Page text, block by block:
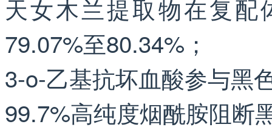
天女木兰提取物在复
79.07%至80.34%；
3-o-乙基抗坏血酸参与黑
99.7%高纯度烟酰胺阻断